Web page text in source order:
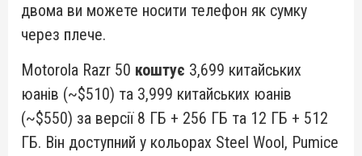
двома ви можете носити телефон як сумку
через плече.
Motorola Razr 50 коштує 3,699 китайських
юанів (~$510) та 3,999 китайських юанів
(~$550) за версії 8 ГБ + 256 ГБ та 12 ГБ + 512
ГБ. Він доступний у кольорах Steel Wool, Pumice